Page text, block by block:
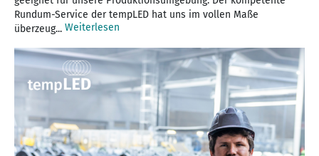
Rundum-Service der tempLED hat uns im vollen Maße
überzeug... Weiterlesen